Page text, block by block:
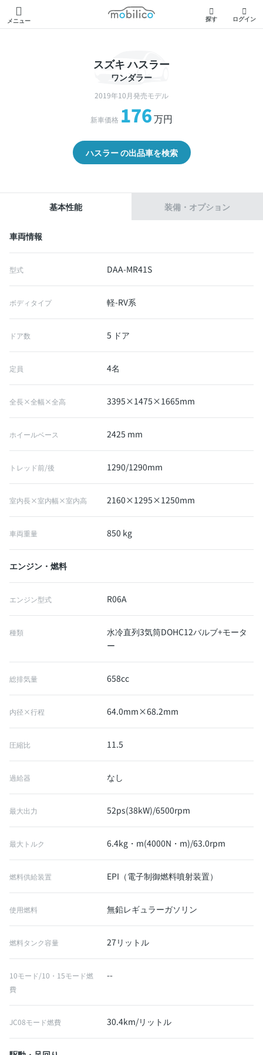
メニュー
モビリコ
探す ログイン
スズキ ハスラー
ワンダラー
2019年10月発売モデル
新車価格 176万円
ハスラー の出品車を検索
基本性能 装備・オプション
車両情報
型式 DAA-MR41S
ボディタイプ 軽-RV系
ドア数 5 ドア
定員 4名
全長×全幅×全高 3395×1475×1665mm
ホイールベース 2425 mm
トレッド前/後 1290/1290mm
室内長×室内幅×室内高 2160×1295×1250mm
車両重量 850 kg
エンジン・燃料
エンジン型式 R06A
種類
水冷直列3気筒DOHC12バルブ+モータ
ー
総排気量 658cc
内径×行程 64.0mm×68.2mm
圧縮比 11.5
過給器 なし
最大出力 52ps(38kW)/6500rpm
最大トルク 6.4kg・m(4000N・m)/63.0rpm
燃料供給装置 EPI（電子制御燃料噴射装置）
使用燃料 無鉛レギュラーガソリン
燃料タンク容量 27リットル
10モード/10・15モード燃
費
--
JC08モード燃費 30.4km/リットル